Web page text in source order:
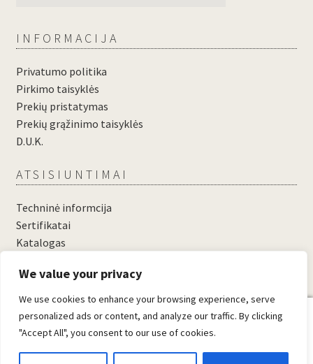
We value your privacy
We use cookies to enhance your browsing experience, serve
personalized ads or content, and analyze our traffic. By clicking
"Accept All", you consent to our use of cookies.
INFORMACIJA
Privatumo politika
Pirkimo taisyklės
Prekių pristatymas
Prekių grąžinimo taisyklės
D.U.K.
ATSISIUNTIMAI
Techninė informcija
Sertifikatai
Katalogas
....
© Domosta.lt 2026
Sukūrė WooCommerce.
0